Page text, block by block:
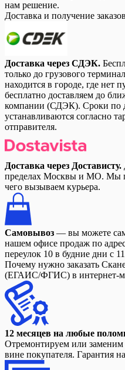
нам решение.
Доставка и получение заказов
Доставка через СДЭК.
только до грузового
находится в городе, где
бесплатно доставляем до
компании (СДЭК). Сроки по
устанавливаются согласно
отправителя.
Доставка через Достависту.
пределах Москвы и МО. Мы
чего вызываем курьера.
Самовывоз — вы можете
нашем офисе продаж по
переулок 10 в будние дни с
Почему нужно заказать
(ЕГАИС/ФГИС) в интернет-
12 месяцев на любые
Отремонтируем или
вине покупателя. Гарантия